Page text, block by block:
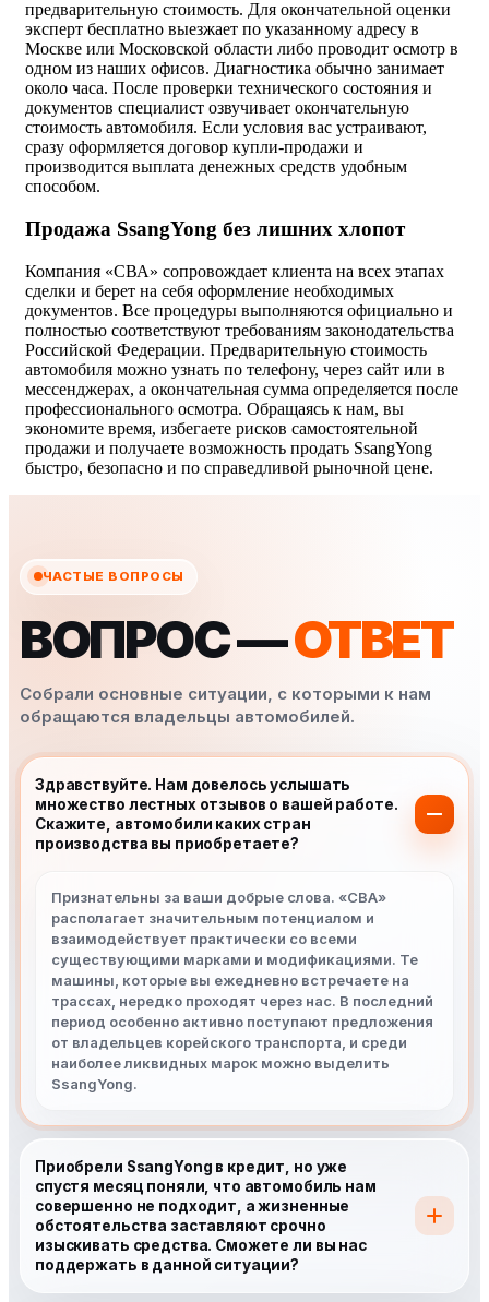
предварительную стоимость. Для окончательной оценки
эксперт бесплатно выезжает по указанному адресу в
Москве или Московской области либо проводит осмотр в
одном из наших офисов. Диагностика обычно занимает
около часа. После проверки технического состояния и
документов специалист озвучивает окончательную
стоимость автомобиля. Если условия вас устраивают,
сразу оформляется договор купли-продажи и
производится выплата денежных средств удобным
способом.
Продажа SsangYong без лишних хлопот
Компания «СВА» сопровождает клиента на всех этапах
сделки и берет на себя оформление необходимых
документов. Все процедуры выполняются официально и
полностью соответствуют требованиям законодательства
Российской Федерации. Предварительную стоимость
автомобиля можно узнать по телефону, через сайт или в
мессенджерах, а окончательная сумма определяется после
профессионального осмотра. Обращаясь к нам, вы
экономите время, избегаете рисков самостоятельной
продажи и получаете возможность продать SsangYong
быстро, безопасно и по справедливой рыночной цене.
ЧАСТЫЕ ВОПРОСЫ
ВОПРОС —ОТВЕТ
Собрали основные ситуации, с которыми к нам
обращаются владельцы автомобилей.
Здравствуйте. Нам довелось услышать
множество лестных отзывов о вашей работе.
Скажите, автомобили каких стран
производства вы приобретаете?
Признательны за ваши добрые слова. «СВА»
располагает значительным потенциалом и
взаимодействует практически со всеми
существующими марками и модификациями. Те
машины, которые вы ежедневно встречаете на
трассах, нередко проходят через нас. В последний
период особенно активно поступают предложения
от владельцев корейского транспорта, и среди
наиболее ликвидных марок можно выделить
SsangYong.
Приобрели SsangYong в кредит, но уже
спустя месяц поняли, что автомобиль нам
совершенно не подходит, а жизненные
обстоятельства заставляют срочно
изыскивать средства. Сможете ли вы нас
поддержать в данной ситуации?